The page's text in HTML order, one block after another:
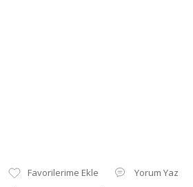
Yorum Yaz